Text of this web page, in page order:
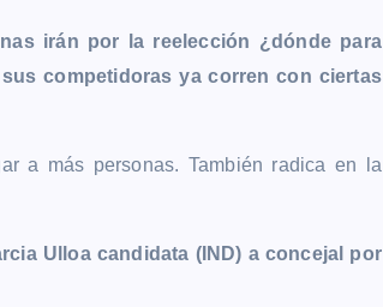
irán por la reelección ¿dónde para
competidoras ya corren con ciertas
a más personas. También radica en la
Ulloa candidata (IND) a concejal por